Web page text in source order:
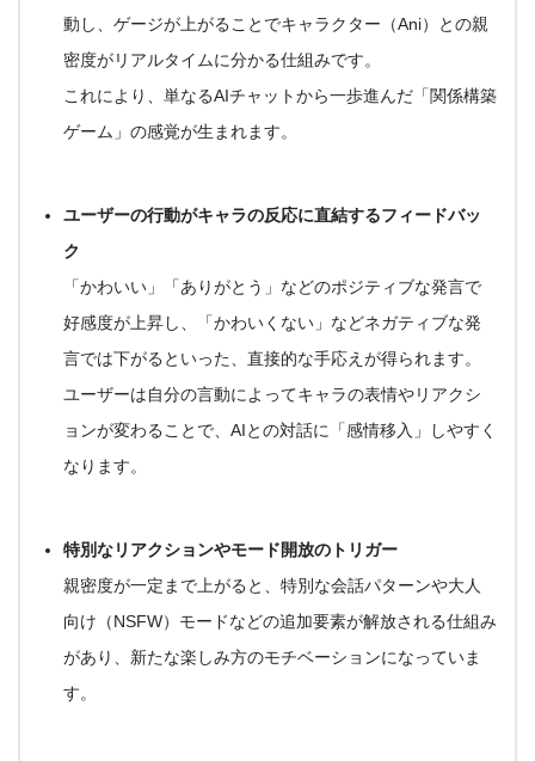
動し、ゲージが上がることでキャラクター（Ani）との親
密度がリアルタイムに分かる仕組みです。
これにより、単なるAIチャットから一歩進んだ 「関係構築
ゲーム」 の感覚が生まれます。
ユーザーの行動がキャラの反応に直結するフィードバッ
ク
「かわいい」「ありがとう」などのポジティブな発言で
好感度が上昇し、「かわいくない」などネガティブな発
言では下がるといった、直接的な手応えが得られます。
ユーザーは自分の言動によってキャラの表情やリアクシ
ョンが変わることで、AIとの対話に「感情移入」しやすく
なります。
特別なリアクションやモード開放のトリガー
親密度が一定まで上がると、特別な会話パターンや大人
向け（NSFW）モードなどの追加要素が解放される仕組み
があり、 新たな楽しみ方のモチベーションになっていま
す。